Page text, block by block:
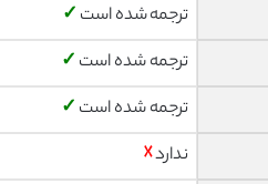
ترجمه شده است ✓
ترجمه شده است ✓
ترجمه شده است ✓
ندارد☓